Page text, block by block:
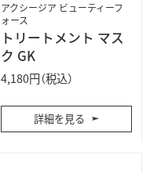
アクシージア ビューティーフ
ォース
トリートメント マス
ク GK
4,180円（税込）
詳細を見る